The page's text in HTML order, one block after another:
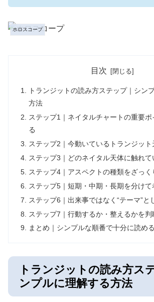
ホロスコープ
目次
トランジットの読み方ステップ｜シン
方法
ステップ1｜ネイタルチャートの重要
る
ステップ2｜今動いているトランジット
ステップ3｜どのネイタル天体に触れて
ステップ4｜アスペクトの種類をざっく
ステップ5｜短期・中期・長期を分けて
ステップ6｜出来事ではなく“テーマ”と
ステップ7｜行動するか・整えるかを判
まとめ｜シンプルな順番で十分に読める
トランジットの読み方ス
ンプルに理解する方法